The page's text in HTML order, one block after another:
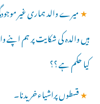
★میرے والد ہماری غیر
ہیں والدہ کی شکایت پر ہم اپنے
کیا حکم ہے ؟؟
★قسطوں پراشیاء خریدنا۔